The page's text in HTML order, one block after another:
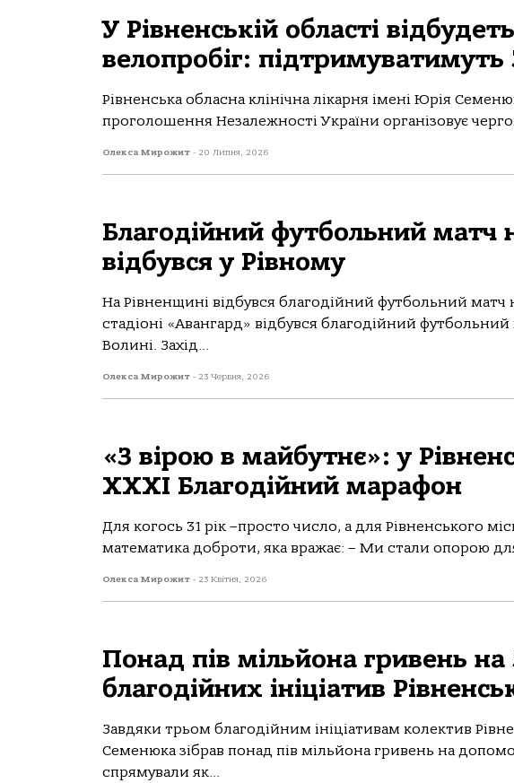
У Рівненській області
велопробіг: підтримуватимуть
Рівненська обласна клінічна лікарня імені Юрія
проголошення Незалежності України організовує
Олекса Мирожит - 20 Липня, 2026
Благодійний футбольний матч
відбувся у Рівному
На Рівненщині відбувся благодійний футбольний матч
стадіоні «Авангард» відбувся благодійний
Волині. Захід...
Олекса Мирожит - 23 Червня, 2026
«З вірою в майбутнє»: у
ХХХІ Благодійний марафон
Для когось 31 рік –просто число, а для Рівненського
математика доброти, яка вражає: – Ми стали опорою
Олекса Мирожит - 23 Квітня, 2026
Понад пів мільйона гривень
благодійних ініціатив
Завдяки трьом благодійним ініціативам колектив
Семенюка зібрав понад пів мільйона гривень на
спрямували як...